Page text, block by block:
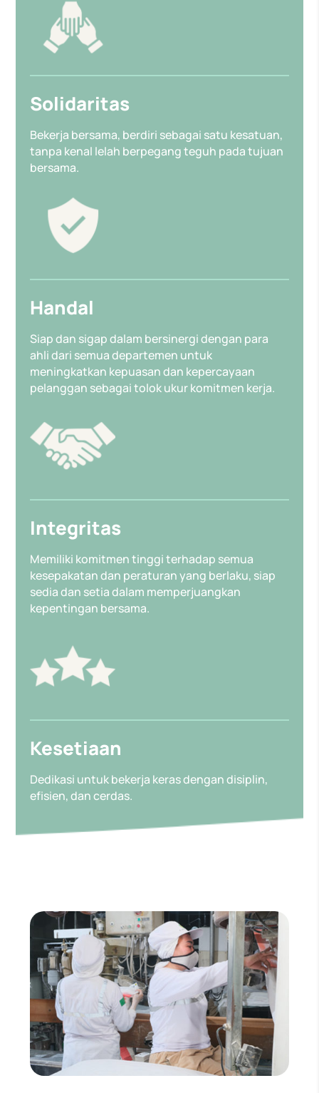
Solidaritas
Bekerja bersama, berdiri sebagai satu kesatuan,
tanpa kenal lelah berpegang teguh pada tujuan
bersama.
Handal
Siap dan sigap dalam bersinergi dengan para
ahli dari semua departemen untuk
meningkatkan kepuasan dan kepercayaan
pelanggan sebagai tolok ukur komitmen kerja.
Integritas
Memiliki komitmen tinggi terhadap semua
kesepakatan dan peraturan yang berlaku, siap
sedia dan setia dalam memperjuangkan
kepentingan bersama.
Kesetiaan
Dedikasi untuk bekerja keras dengan disiplin,
efisien, dan cerdas.